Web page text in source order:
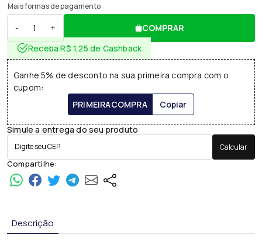
Mais formas de pagamento
- +
COMPRAR
Receba R$ 1,25 de Cashback
Ganhe 5% de desconto na sua primeira compra com o
cupom:
PRIMEIRACOMPRA
Copiar
Simule a entrega do seu produto
Calcular
Compartilhe:
Descrição